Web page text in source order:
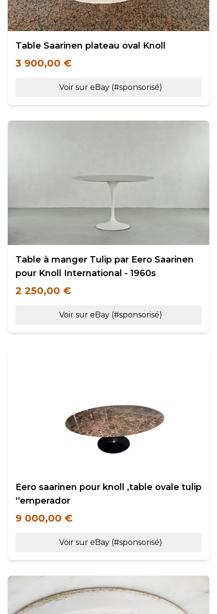
Table Saarinen plateau oval Knoll
3 900,00 €
Voir sur eBay (#sponsorisé)
Table à manger Tulip par Eero Saarinen
pour Knoll International - 1960s
2 250,00 €
Voir sur eBay (#sponsorisé)
Eero saarinen pour knoll ,table ovale tulip
''emperador
9 000,00 €
Voir sur eBay (#sponsorisé)